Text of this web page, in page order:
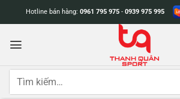
dung
Hotline bán hàng: 0961 795 975 - 0939 975 995
Tìm